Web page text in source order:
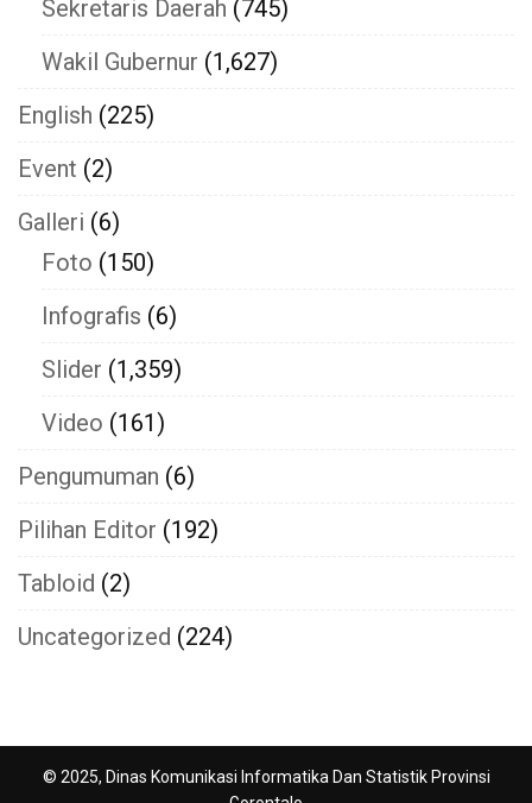
Sekretaris Daerah (745)
Wakil Gubernur (1,627)
English (225)
Event (2)
Galleri (6)
Foto (150)
Infografis (6)
Slider (1,359)
Video (161)
Pengumuman (6)
Pilihan Editor (192)
Tabloid (2)
Uncategorized (224)
© 2025, Dinas Komunikasi Informatika Dan Statistik Provinsi